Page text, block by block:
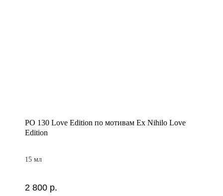
PO 130 Love Edition по мотивам Ex Nihilo Love
Edition
15 мл
2 800 р.